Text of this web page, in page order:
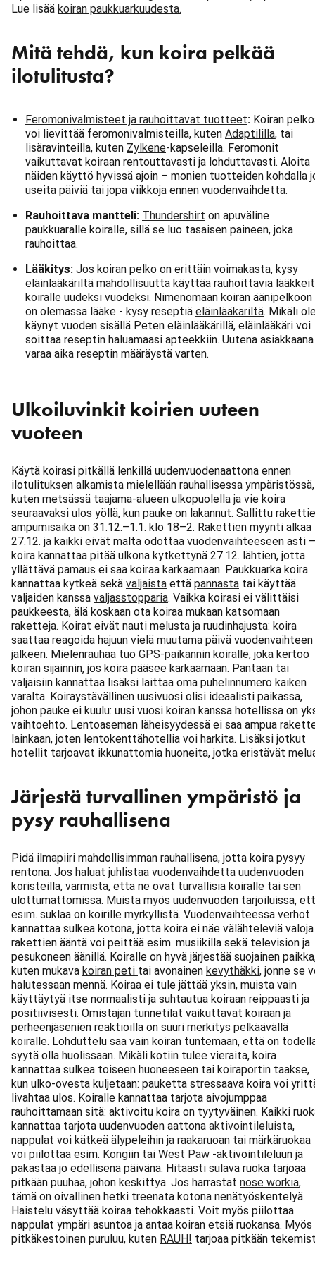
Lue lisää koiran paukkuarkuudesta.
Mitä tehdä, kun koira pelkää
ilotulitusta?
Feromonivalmisteet ja rauhoittavat tuotteet: Koiran
voi lievittää feromonivalmisteilla, kuten Adaptililla, tai
lisäravinteilla, kuten Zylkene-kapseleilla. Feromonit
vaikuttavat koiraan rentouttavasti ja lohduttavasti. Aloita
näiden käyttö hyvissä ajoin – monien tuotteiden kohdalla
useita päiviä tai jopa viikkoja ennen vuodenvaihdetta.
Rauhoittava mantteli: Thundershirt on apuväline
paukkuaralle koiralle, sillä se luo tasaisen paineen, joka
rauhoittaa.
Lääkitys: Jos koiran pelko on erittäin voimakasta, kysy
eläinlääkäriltä mahdollisuutta käyttää rauhoittavia
koiralle uudeksi vuodeksi. Nimenomaan koiran äänipelkoon
on olemassa lääke - kysy reseptiä eläinlääkäriltä. Mikäli
käynyt vuoden sisällä Peten eläinlääkärillä, eläinlääkäri voi
soittaa reseptin haluamaasi apteekkiin. Uutena asiakkaana
varaa aika reseptin määräystä varten.
Ulkoiluvinkit koirien uuteen
vuoteen
Käytä koirasi pitkällä lenkillä uudenvuodenaattona ennen
ilotulituksen alkamista mielellään rauhallisessa ympäristössä,
kuten metsässä taajama-alueen ulkopuolella ja vie koira
seuraavaksi ulos yöllä, kun pauke on lakannut. Sallittu
ampumisaika on 31.12.–1.1. klo 18–2. Rakettien myynti alkaa
27.12. ja kaikki eivät malta odottaa vuodenvaihteeseen asti –
koira kannattaa pitää ulkona kytkettynä 27.12. lähtien, jotta
yllättävä pamaus ei saa koiraa karkaamaan. Paukkuarka koira
kannattaa kytkeä sekä valjaista että pannasta tai käyttää
valjaiden kanssa valjasstopparia. Vaikka koirasi ei välittäisi
paukkeesta, älä koskaan ota koiraa mukaan katsomaan
raketteja. Koirat eivät nauti melusta ja ruudinhajusta: koira
saattaa reagoida hajuun vielä muutama päivä vuodenvaihteen
jälkeen. Mielenrauhaa tuo GPS-paikannin koiralle, joka kertoo
koiran sijainnin, jos koira pääsee karkaamaan. Pantaan tai
valjaisiin kannattaa lisäksi laittaa oma puhelinnumero kaiken
varalta. Koiraystävällinen uusivuosi olisi ideaalisti paikassa,
johon pauke ei kuulu: uusi vuosi koiran kanssa hotellissa on
vaihtoehto. Lentoaseman läheisyydessä ei saa ampua
lainkaan, joten lentokenttähotellia voi harkita. Lisäksi jotkut
hotellit tarjoavat ikkunattomia huoneita, jotka eristävät
Järjestä turvallinen ympäristö ja
pysy rauhallisena
Pidä ilmapiiri mahdollisimman rauhallisena, jotta koira pysyy
rentona. Jos haluat juhlistaa vuodenvaihdetta uudenvuoden
koristeilla, varmista, että ne ovat turvallisia koiralle tai sen
ulottumattomissa. Muista myös uudenvuoden tarjoiluissa,
esim. suklaa on koirille myrkyllistä. Vuodenvaihteessa verhot
kannattaa sulkea kotona, jotta koira ei näe välähteleviä valoja
rakettien ääntä voi peittää esim. musiikilla sekä television ja
pesukoneen äänillä. Koiralle on hyvä järjestää suojainen
kuten mukava koiran peti tai avonainen kevythäkki, jonne se
halutessaan mennä. Koiraa ei tule jättää yksin, muista vain
käyttäytyä itse normaalisti ja suhtautua koiraan reippaasti ja
positiivisesti. Omistajan tunnetilat vaikuttavat koiraan ja
perheenjäsenien reaktioilla on suuri merkitys pelkäävällä
koiralle. Lohduttelu saa vain koiran tuntemaan, että on
syytä olla huolissaan. Mikäli kotiin tulee vieraita, koira
kannattaa sulkea toiseen huoneeseen tai koiraportin taakse,
kun ulko-ovesta kuljetaan: pauketta stressaava koira voi
livahtaa ulos. Koiralle kannattaa tarjota aivojumppaa
rauhoittamaan sitä: aktivoitu koira on tyytyväinen. Kaikki
kannattaa tarjota uudenvuoden aattona aktivointileluista,
nappulat voi kätkeä älypeleihin ja raakaruoan tai märkäruokaa
voi piilottaa esim. Kongiin tai West Paw -aktivointileluun ja
pakastaa jo edellisenä päivänä. Hitaasti sulava ruoka tarjoaa
pitkään puuhaa, johon keskittyä. Jos harrastat nose workia,
tämä on oivallinen hetki treenata kotona nenätyöskentelyä.
Haistelu väsyttää koiraa tehokkaasti. Voit myös piilottaa
nappulat ympäri asuntoa ja antaa koiran etsiä ruokansa. Myös
pitkäkestoinen puruluu, kuten RAUH! tarjoaa pitkään